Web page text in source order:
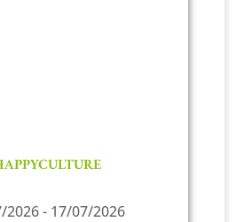
2026 - 17/07/2026